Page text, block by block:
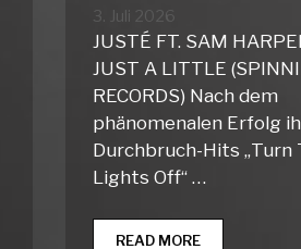
3. Juli 2026
JUSTÉ FT. SAM
JUST A LITTLE
RECORDS) Nach dem
phänomenalen Erfolg
Durchbruch-Hits „Turn
Lights Off“ …
READ MOREDANCE